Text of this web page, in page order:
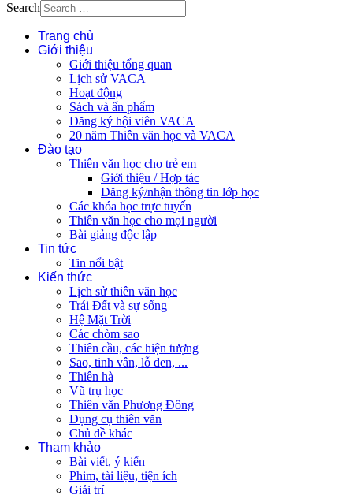
Search
Trang chủ
Giới thiệu
Giới thiệu tổng quan
Lịch sử VACA
Hoạt động
Sách và ấn phẩm
Đăng ký hội viên VACA
20 năm Thiên văn học và VACA
Đào tạo
Thiên văn học cho trẻ em
Giới thiệu / Hợp tác
Đăng ký/nhận thông tin lớp học
Các khóa học trực tuyến
Thiên văn học cho mọi người
Bài giảng độc lập
Tin tức
Tin nổi bật
Kiến thức
Lịch sử thiên văn học
Trái Đất và sự sống
Hệ Mặt Trời
Các chòm sao
Thiên cầu, các hiện tượng
Sao, tinh vân, lỗ đen, ...
Thiên hà
Vũ trụ học
Thiên văn Phương Đông
Dụng cụ thiên văn
Chủ đề khác
Tham khảo
Bài viết, ý kiến
Phim, tài liệu, tiện ích
Giải trí